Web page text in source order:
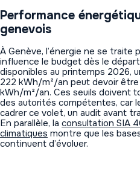
Performance
genevois
À Genève, l’énergie ne se traite
influence le budget dès le
disponibles au printemps 2026,
222 kWh/m²/an peut devoir
kWh/m²/an. Ces seuils doivent
des autorités compétentes, car
cadrer ce volet, un audit avant
En parallèle, la consultation SIA
climatiques montre que les
continuent d’évoluer.